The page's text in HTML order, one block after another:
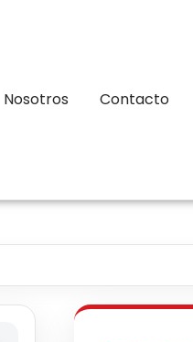
Nosotros Contacto